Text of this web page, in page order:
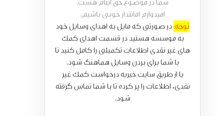
امیدوارم امانتدار خوبی باشیم.
توجه: در صورتی که مایل به اهدای وسایل خود
به موسسه هستید در قسمت اهدای کمک
های غیر نقدی اطلاعات تکمیلی را کامل کنید تا
با شما برای بردن وسایل هماهنگ شود.
یا از طریق سایت خیریه درخواست کمک غیر
نقدی، اطلاعات را پر کرده تا با شما تماس گرفته
شود.